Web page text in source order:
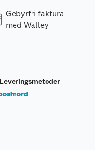
Gebyrfri faktura
med Walley
Leveringsmetoder